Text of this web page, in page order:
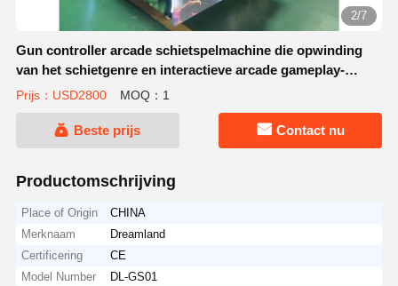
2/7
Gun controller arcade schietspelmachine die opwinding
van het schietgenre en interactieve arcade gameplay-
ervaring levert
Prijs：USD2800 MOQ：1
Beste prijs Contact nu
Productomschrijving
Place of Origin
CHINA
Merknaam
Dreamland
Certificering
CE
Model Number
DL-GS01